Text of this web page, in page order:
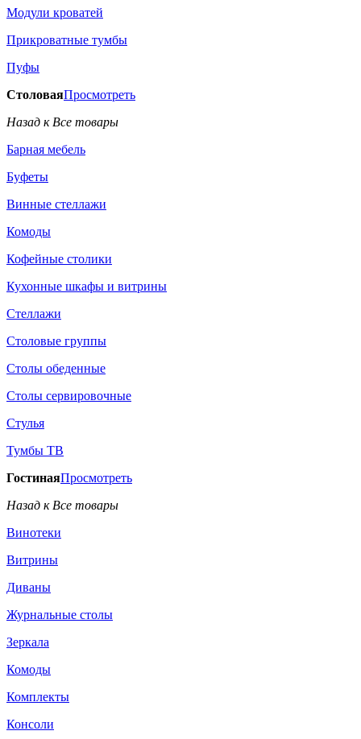
Модули кроватей
Прикроватные тумбы
Пуфы
СтоловаяПросмотреть
Назад к Все товары
Барная мебель
Буфеты
Винные стеллажи
Комоды
Кофейные столики
Кухонные шкафы и витрины
Стеллажи
Столовые группы
Столы обеденные
Столы сервировочные
Стулья
Тумбы ТВ
ГостинаяПросмотреть
Назад к Все товары
Винотеки
Витрины
Диваны
Журнальные столы
Зеркала
Комоды
Комплекты
Консоли